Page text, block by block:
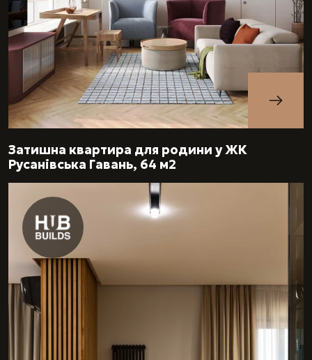
Затишна квартира для родини у ЖК
Русанівська Гавань, 64 м2